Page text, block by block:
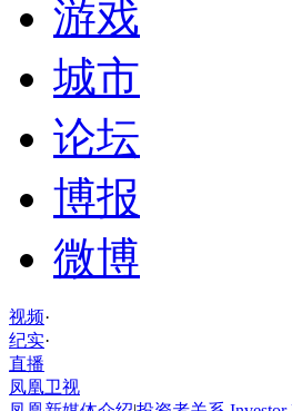
游戏
城市
论坛
博报
微博
视频·
纪实·
直播
凤凰卫视